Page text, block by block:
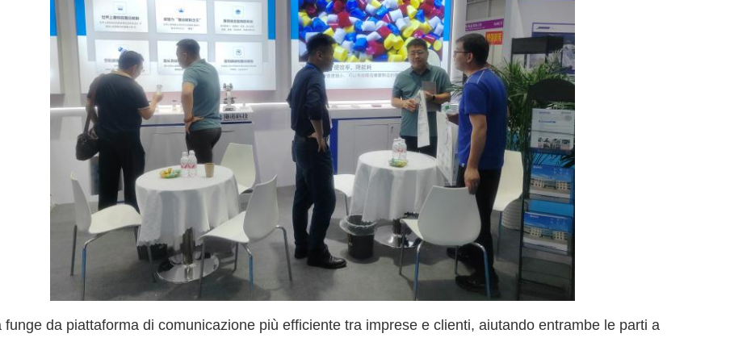
funge da piattaforma di comunicazione più efficiente tra imprese e clienti, aiutando entrambe le parti a